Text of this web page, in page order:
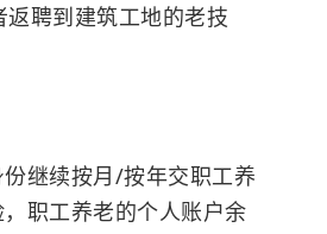
聘到建筑工地的老技
继续按月/按年交职工养
职工养老的个人账户余